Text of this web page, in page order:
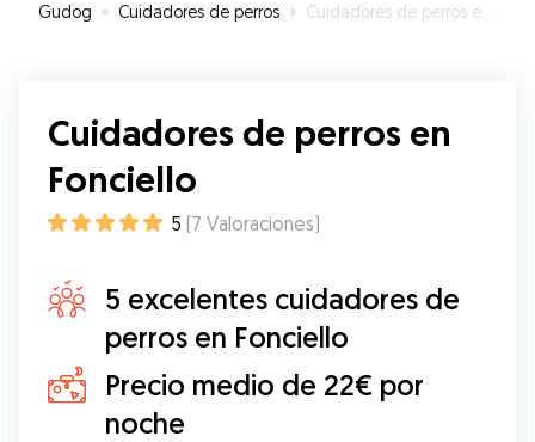
Gudog » Cuidadores de perros » Cuidadores de perros en Fonciello
Cuidadores de perros en
Fonciello
5 (7 Valoraciones)
5 excelentes cuidadores de
perros en Fonciello
Precio medio de 22€ por
noche